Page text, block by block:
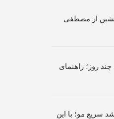
از مصطفی
روز؛ راهنمای
سریع مو؛ با این